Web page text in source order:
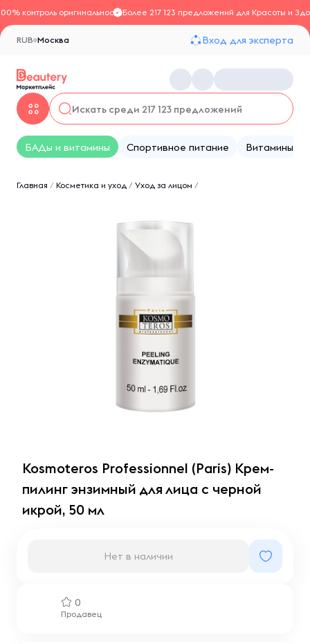
контроль оригинальностиБолее 217 123 предложений для Красоты и
Москва
RUB Вход для эксперта
БАДы и витамины Спортивное питание Витамины
Главная / Косметика и уход / Уход за лицом /
Kosmoteros Professionnel (Paris) Крем-
пилинг энзимный для лица с черной
икрой, 50 мл
0
Продавец
Нет в наличии